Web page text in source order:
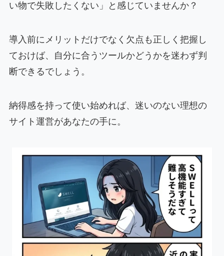
い物で失敗したくない」と感じていませんか？
導入前にメリットだけでなく欠点も正しく把握し
ておけば、自分に合うツールかどうかを迷わず判
断できるでしょう。
納得感を持って使い始めれば、迷いのない理想の
サイト運営があなたの手に。